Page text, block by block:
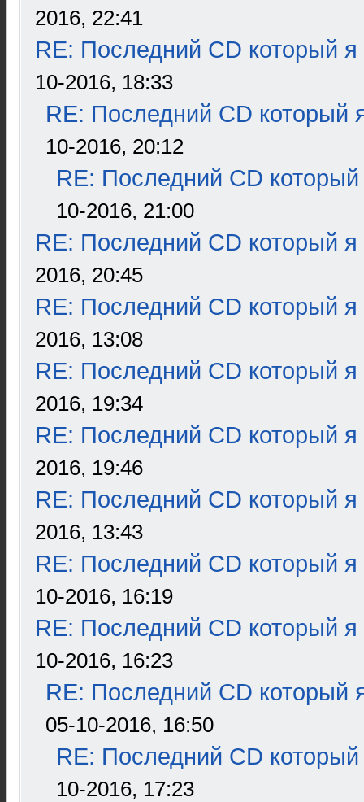
2016, 22:41
RE: Последний CD который я
10-2016, 18:33
RE: Последний CD который
10-2016, 20:12
RE: Последний CD который
10-2016, 21:00
RE: Последний CD который я
2016, 20:45
RE: Последний CD который я
2016, 13:08
RE: Последний CD который я
2016, 19:34
RE: Последний CD который я
2016, 19:46
RE: Последний CD который я
2016, 13:43
RE: Последний CD который я
10-2016, 16:19
RE: Последний CD который я
10-2016, 16:23
RE: Последний CD который
05-10-2016, 16:50
RE: Последний CD который
10-2016, 17:23